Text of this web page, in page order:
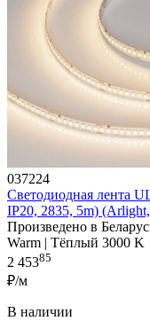
037224
Светодиодная лента
IP20, 2835, 5m)
Произведено в
Warm | Тёплый 3000 K
2 45385
₽/м
В наличии